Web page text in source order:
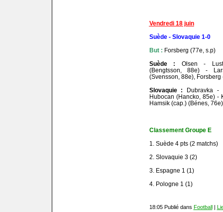
Vendredi 18 juin
Suède - Slovaquie 1-0
But : Forsberg (77e, s.p)
Suède : Olsen -
(Bengtsson, 88e) -
(Svensson, 88e), Forsberg
Slovaquie : Dubravka -
Hubocan (Hancko, 85e) -
Hamsik (cap.) (Bénes,
Classement Groupe E
1. Suède 4 pts (2 matchs)
2. Slovaquie 3 (2)
3. Espagne 1 (1)
4. Pologne 1 (1)
18:05 Publié dans Football|